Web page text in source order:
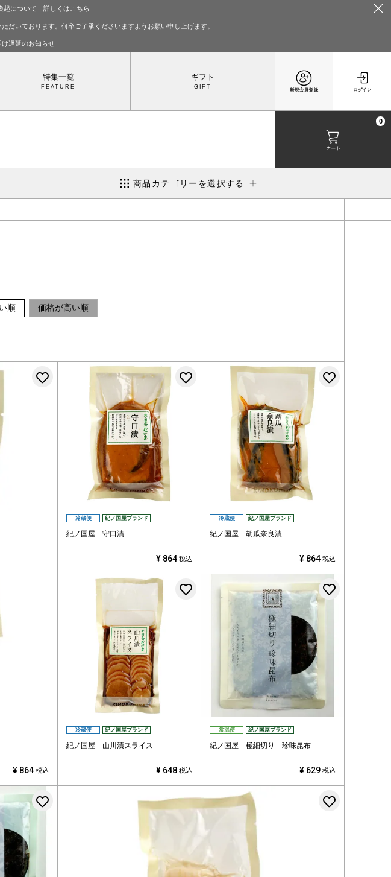
起について 詳しくはこちら
だいております。何卒ご了承くださいますようお願い申し上げます。
け遅延のお知らせ
0
特集一覧 ギフト
商品カテゴリーを選択する
順 価格が高い順
お気に入りに登録する
¥ 864 税込
冷蔵便 紀ノ国屋ブランド
紀ノ国屋 守口漬
お気に入りに登録する
¥ 864 税込
冷蔵便 紀ノ国屋ブランド
紀ノ国屋 胡瓜奈良漬
¥ 864 税込
冷蔵便 紀ノ国屋ブランド
紀ノ国屋 山川漬スライス
お気に入りに登録する
¥ 648 税込
常温便 紀ノ国屋ブランド
紀ノ国屋 極細切り 珍味昆布
¥ 629 税込